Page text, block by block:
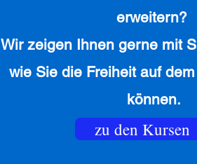
erweitern?
Wir zeigen Ihnen gerne mit
wie Sie die Freiheit auf
können.
zu den Kursen